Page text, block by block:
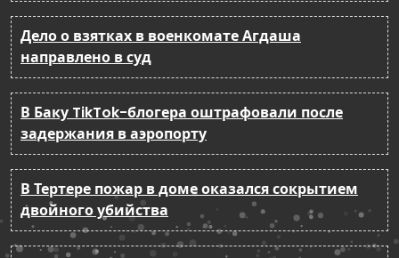
Дело о взятках в военкомате Агдаша
направлено в суд
В Баку TikTok-блогера оштрафовали после
задержания в аэропорту
В Тертере пожар в доме оказался сокрытием
двойного убийства